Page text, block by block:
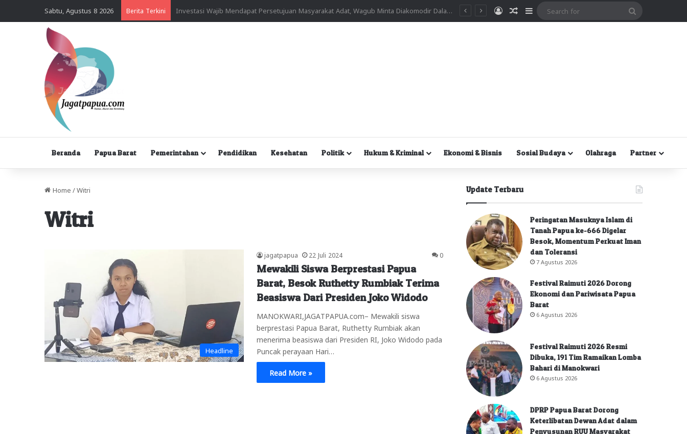
Sabtu, Agustus 8 2026 Berita Terkini MasukRandom Article
Sidebar
Beranda Papua Barat Pemerintahan Pendidikan Kesehatan Politik Hukum & Kriminal Ekonomi & Bisnis Sosial Budaya Olahraga Partner
Home / Witri
Witri
Headline
jagatpapua 22 Juli 2024 0
Mewakili Siswa Berprestasi Papua
Barat, Besok Ruthetty Rumbiak Terima
Beasiswa Dari Presiden Joko Widodo
MANOKWARI,JAGATPAPUA.com– Mewakili siswa
berprestasi Papua Barat, Ruthetty Rumbiak akan
menerima beasiswa dari Presiden RI, Joko Widodo pada
Puncak perayaan Hari…
Read More »
Update Terbaru
Peringatan Masuknya Islam di
Tanah Papua ke-666 Digelar
Besok, Momentum Perkuat Iman
dan Toleransi
7 Agustus 2026
Festival Raimuti 2026 Dorong
Ekonomi dan Pariwisata Papua
Barat
6 Agustus 2026
Festival Raimuti 2026 Resmi
Dibuka, 191 Tim Ramaikan Lomba
Bahari di Manokwari
6 Agustus 2026
DPRP Papua Barat Dorong
Keterlibatan Dewan Adat dalam
Penyusunan RUU Masyarakat